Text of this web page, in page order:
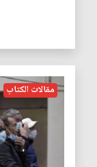
مقالات الكتاب